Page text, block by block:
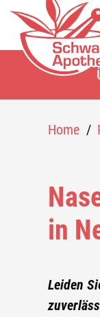
Home /
in
Leiden
ÜBER UNS
WIR BIETEN
NASENSPRAY
HUSTENSAFT
HOMÖOPATHIE